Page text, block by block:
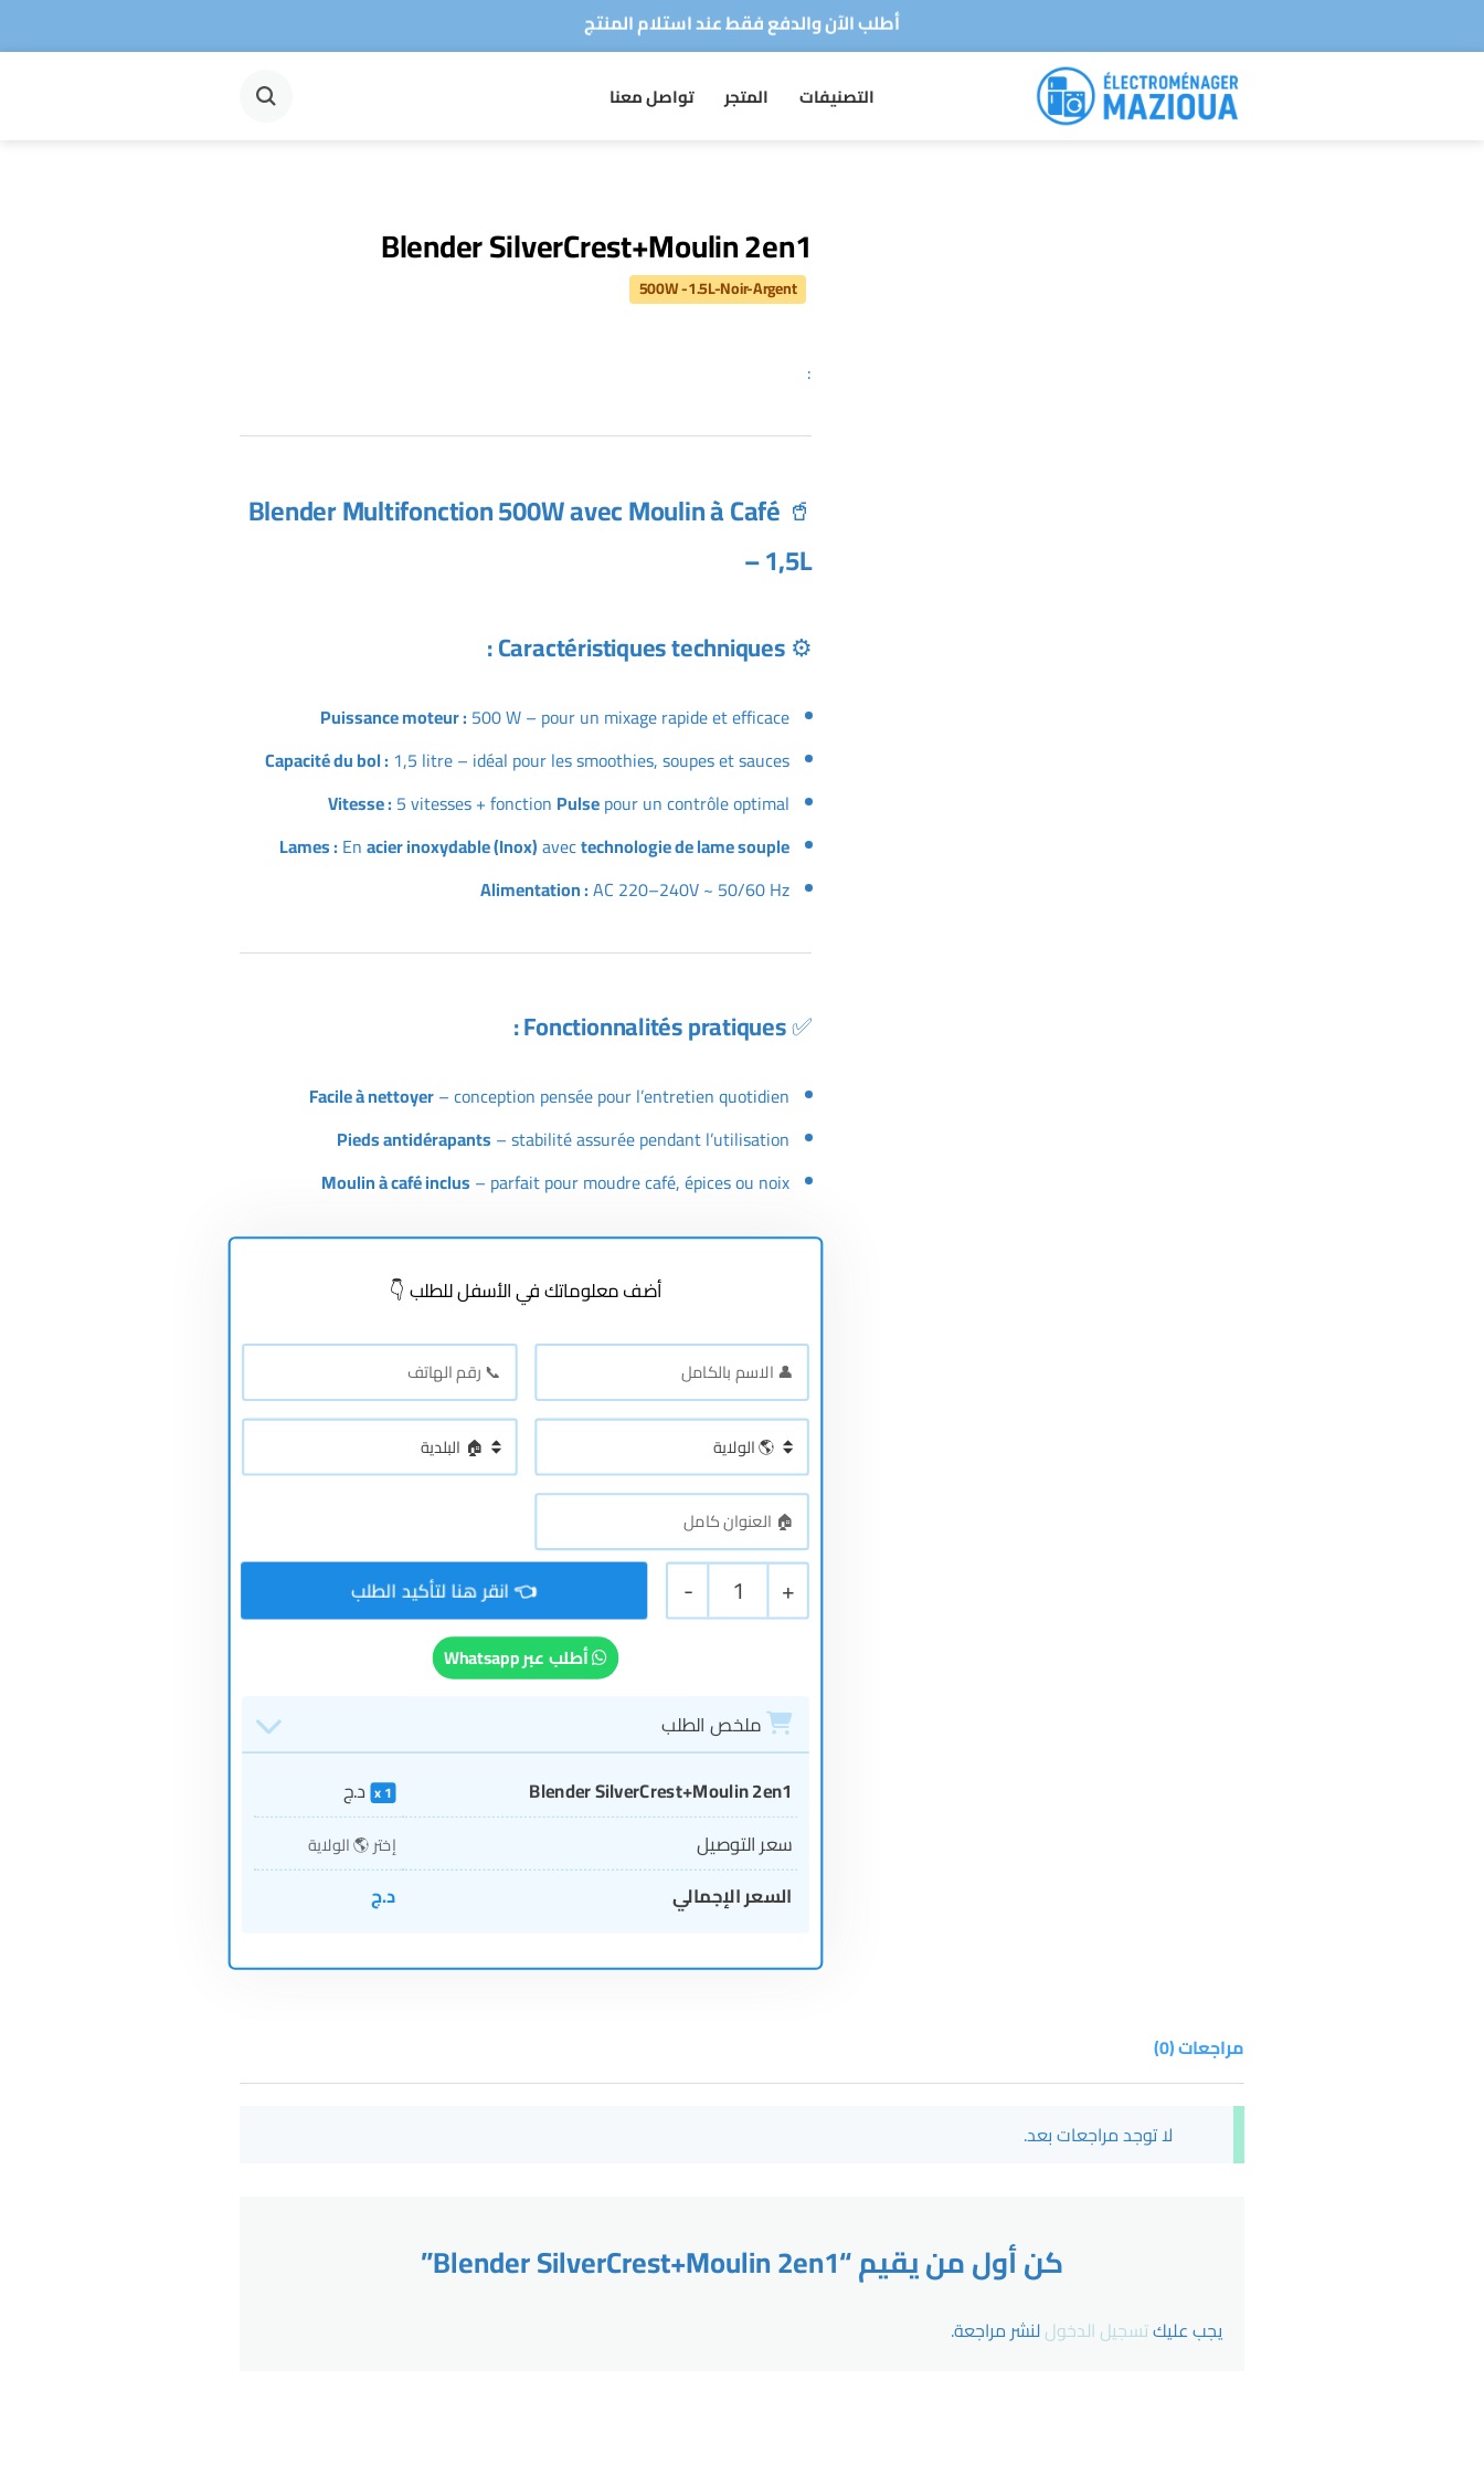
توصيل سريع لجميع الولايات
التصنيفات المتجر تواصل معنا
Blender SilverCrest+Moulin 2en1
500W -1.5L-Noir-Argent
:
🥤
Blender Multifonction 500W avec Moulin à Café
– 1,5L
⚙️
Caractéristiques techniques :
Puissance moteur : 500 W – pour un mixage rapide et efficace
Capacité du bol : 1,5 litre – idéal pour les smoothies, soupes et sauces
Vitesse : 5 vitesses + fonction Pulsepour un contrôle optimal
Lames : Enacier inoxydable (Inox)avectechnologie de lame souple
Alimentation :AC 220–240V ~ 50/60 Hz
✅
Fonctionnalités pratiques :
Facile à nettoyer– conception pensée pour l’entretien quotidien
Pieds antidérapants – stabilité assurée pendant l’utilisation
Moulin à café inclus – parfait pour moudre café, épices ou noix
أضف معلوماتك في الأسفل للطلب 👇
+
1
-
أطلب عبر Whatsapp
ملخص الطلب
Blender SilverCrest+Moulin 2en1
1
د.ج
سعر التوصيل
إختر 🌎 الولاية
السعر الإجمالي د.ج
مراجعات (0)
لا توجد مراجعات بعد.
كن أول من يقيم “Blender SilverCrest+Moulin 2en1”
يجب عليكتسجيل الدخوللنشر مراجعة.